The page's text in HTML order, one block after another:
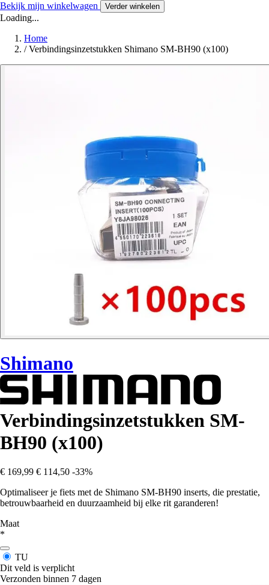
Bekijk mijn winkelwagen Verder winkelen
Loading...
Home
/ Verbindingsinzetstukken Shimano SM-BH90 (x100)
Shimano
Verbindingsinzetstukken SM-
BH90 (x100)
€ 169,99 € 114,50 -33%
Optimaliseer je fiets met de Shimano SM-BH90 inserts, die prestatie,
betrouwbaarheid en duurzaamheid bij elke rit garanderen!
Maat
*
TU
Dit veld is verplicht
Verzonden binnen 7 dagen